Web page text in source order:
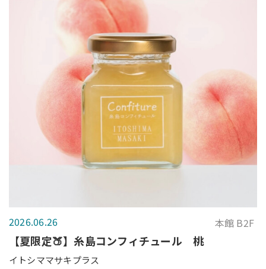
2026.06.26 本館 B2F
【夏限定🍑】糸島コンフィチュール 桃
イトシママサキプラス